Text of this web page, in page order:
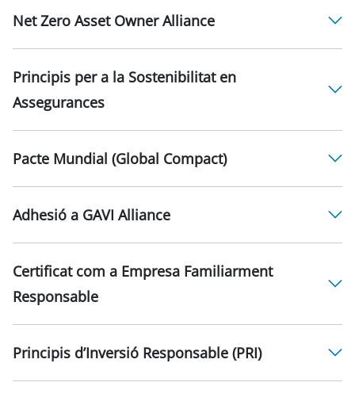
Net Zero Asset Owner Alliance
Principis per a la Sostenibilitat en
Assegurances
Pacte Mundial (Global Compact)
Adhesió a GAVI Alliance
Certificat com a Empresa Familiarment
Responsable
Principis d’Inversió Responsable (PRI)